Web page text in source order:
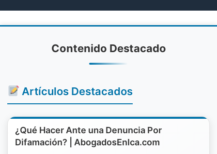
Contenido Destacado
Artículos Destacados
¿Qué Hacer Ante una Denuncia Por
Difamación? | AbogadosEnIca.com